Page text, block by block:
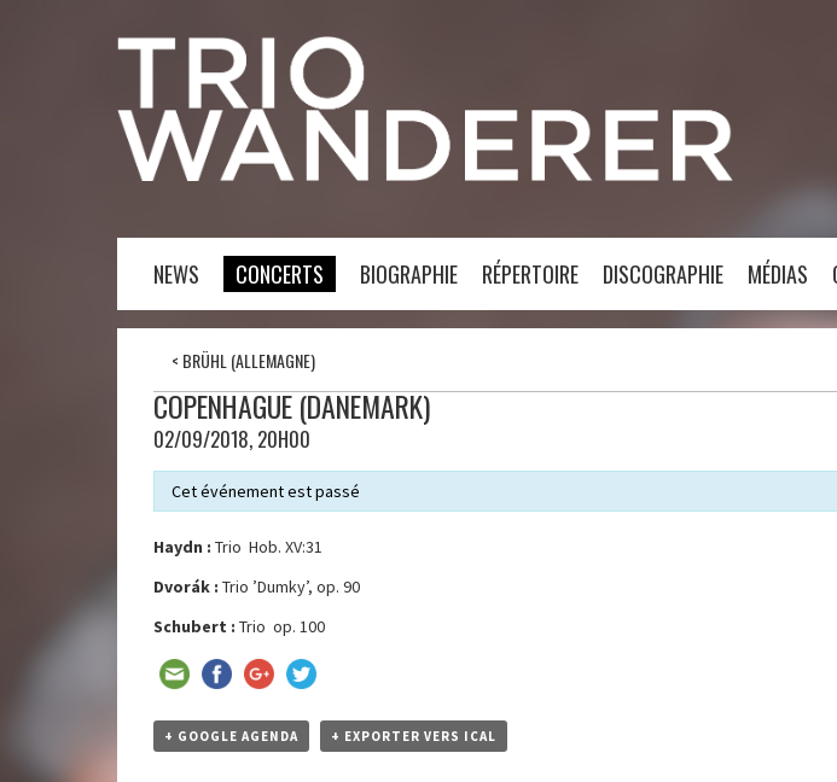
NEWS CONCERTS BIOGRAPHIE RÉPERTOIRE DISCOGRAPHIE MÉDIAS
< BRÜHL (ALLEMAGNE)
COPENHAGUE (DANEMARK)
02/09/2018, 20H00
Cet événement est passé
Haydn : Trio Hob. XV:31
Dvorák : Trio ’Dumky’, op. 90
Schubert : Trio op. 100
+ GOOGLE AGENDA + EXPORTER VERS ICAL